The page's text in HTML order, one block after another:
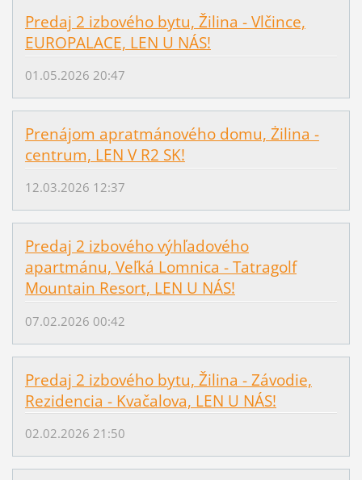
Predaj 2 izbového bytu, Žilina - Vlčince,
EUROPALACE, LEN U NÁS!
01.05.2026 20:47
Prenájom apratmánového domu, Żilina -
centrum, LEN V R2 SK!
12.03.2026 12:37
Predaj 2 izbového výhľadového
apartmánu, Veľká Lomnica - Tatragolf
Mountain Resort, LEN U NÁS!
07.02.2026 00:42
Predaj 2 izbového bytu, Žilina - Závodie,
Rezidencia - Kvačalova, LEN U NÁS!
02.02.2026 21:50